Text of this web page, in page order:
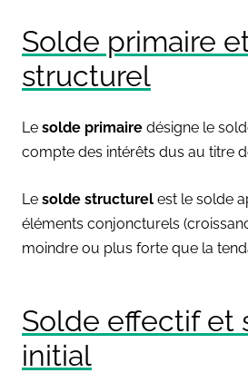
Solde primaire
structurel
Le solde primaire désigne le
compte des intérêts dus au titre
Le solde structurel est le solde
éléments conjoncturels
moindre ou plus forte que la
Solde effectif et
initial